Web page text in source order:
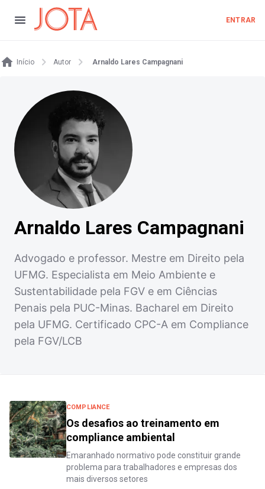
ENTRAR
Início Autor Arnaldo Lares Campagnani
Arnaldo Lares Campagnani
Advogado e professor. Mestre em Direito pela
UFMG. Especialista em Meio Ambiente e
Sustentabilidade pela FGV e em Ciências
Penais pela PUC-Minas. Bacharel em Direito
pela UFMG. Certificado CPC-A em Compliance
pela FGV/LCB
COMPLIANCE
Os desafios ao treinamento em
compliance ambiental
Emaranhado normativo pode constituir grande
problema para trabalhadores e empresas dos
mais diversos setores